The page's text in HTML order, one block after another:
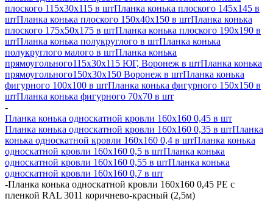
плоского 115х30х115 в штПланка конька плоского 145х145 в
штПланка конька плоского 150х40х150 в штПланка конька
плоского 175х50х175 в штПланка конька плоского 190х190 в
штПланка конька полукруглого в штПланка конька
полукруглого малого в штПланка конька
прямоугольного115х30х115 ЮГ, Воронеж в штПланка конька
прямоугольного150х30х150 Воронеж в штПланка конька
фигурного 100x100 в штПланка конька фигурного 150x150 в
штПланка конька фигурного 70x70 в шт
-
Планка конька односкатной кровли 160х160 0,45 в шт
Планка конька односкатной кровли 160х160 0,35 в штПланка
конька односкатной кровли 160х160 0,4 в штПланка конька
односкатной кровли 160х160 0,5 в штПланка конька
односкатной кровли 160х160 0,55 в штПланка конька
односкатной кровли 160х160 0,7 в шт
-Планка конька односкатной кровли 160x160 0,45 PE с
пленкой RAL 3011 коричнево-красный (2,5м)